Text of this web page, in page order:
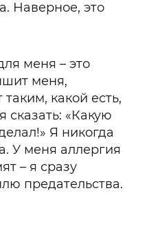
Наверное, это
меня – это
меня,
какой есть,
сказать: «Какую
Я никогда
У меня аллергия
– я сразу
предательства.